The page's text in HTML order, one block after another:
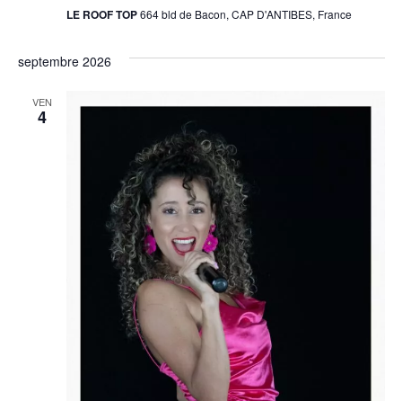
LE ROOF TOP664 bld de Bacon, CAP D'ANTIBES, France
septembre 2026
VEN
4